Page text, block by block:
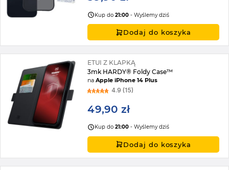
Kup do21:00 - Wyślemy dziś
Dodaj do koszyka
ETUI Z KLAPKĄ
3mk HARDY® Foldy Case™
naApple iPhone 14 Plus
4.9 (15)
49,90 zł
Kup do21:00 - Wyślemy dziś
Dodaj do koszyka